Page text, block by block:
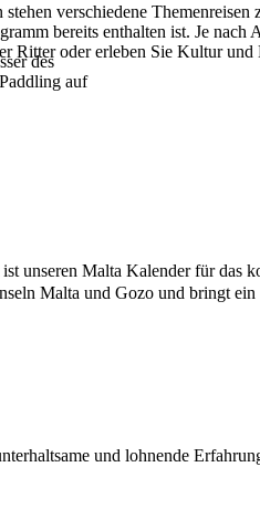
des
auf
verschiedene
bereits enthalten ist. Je
Ritter oder erleben Sie Kultur und
unseren Malta Kalender für das
Malta und Gozo und bringt
und lohnende